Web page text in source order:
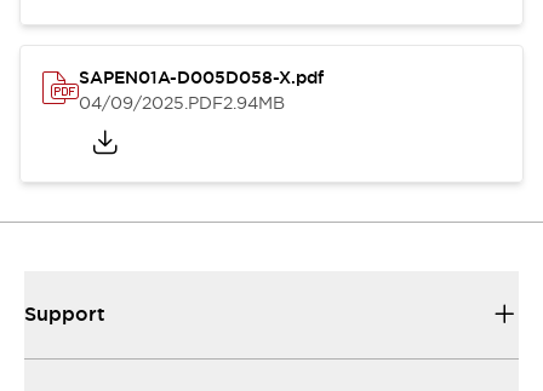
SAPEN01A-D005D058-X.pdf
04/09/2025.PDF2.94MB
Support